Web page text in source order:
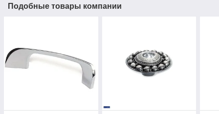
Подобные товары компании